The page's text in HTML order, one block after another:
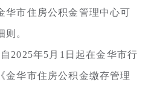
华市住房公积金管理中心可
则。
2025年5月1日起在金华市行
金华市住房公积金缴存管理